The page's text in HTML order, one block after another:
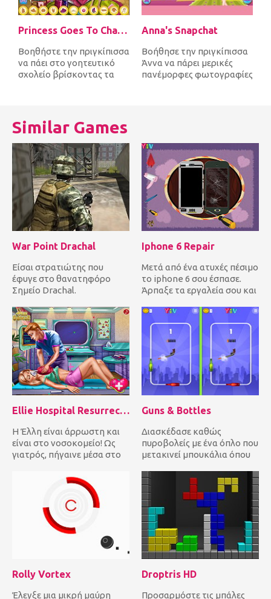
Princess Goes To Charm School
Βοηθήστε την πριγκίπισσα
να πάει στο γοητευτικό
σχολείο βρίσκοντας τα
Anna's Snapchat
Βοήθησε την πριγκίπισσα
Άννα να πάρει μερικές
πανέμορφες φωτογραφίες
Similar Games
War Point Drachal
Είσαι στρατιώτης που
έφυγε στο θανατηφόρο
Σημείο Drachal.
και χρησιμοποιήστε...
Iphone 6 Repair
Μετά από ένα ατυχές πέσιμο
το iphone 6 σου έσπασε.
Άρπαξε τα εργαλεία σου και
Ellie Hospital Resurrection
Η Έλλη είναι άρρωστη και
είναι στο νοσοκομείο! Ως
γιατρός, πήγαινε μέσα στο
Guns & Bottles
Διασκέδασε καθώς
πυροβολείς με ένα όπλο που
μετακινεί μπουκάλια όπου
Πυροβόλησε τα...
Rolly Vortex
Έλεγξε μια μικρή μαύρη
Droptris HD
Προσαρμόστε τις μπάλες